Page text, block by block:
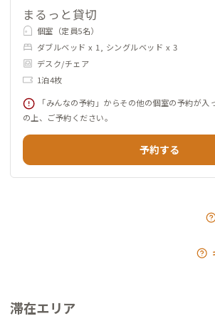
まるっと貸切
個室（定員5名）
ダブルベッド x 1, シングルベッド x 3
デスク/チェア
1泊4枚
「みんなの予約」からその他の個室の予約が入
の上、ご予約ください。
予約する
滞在エリア